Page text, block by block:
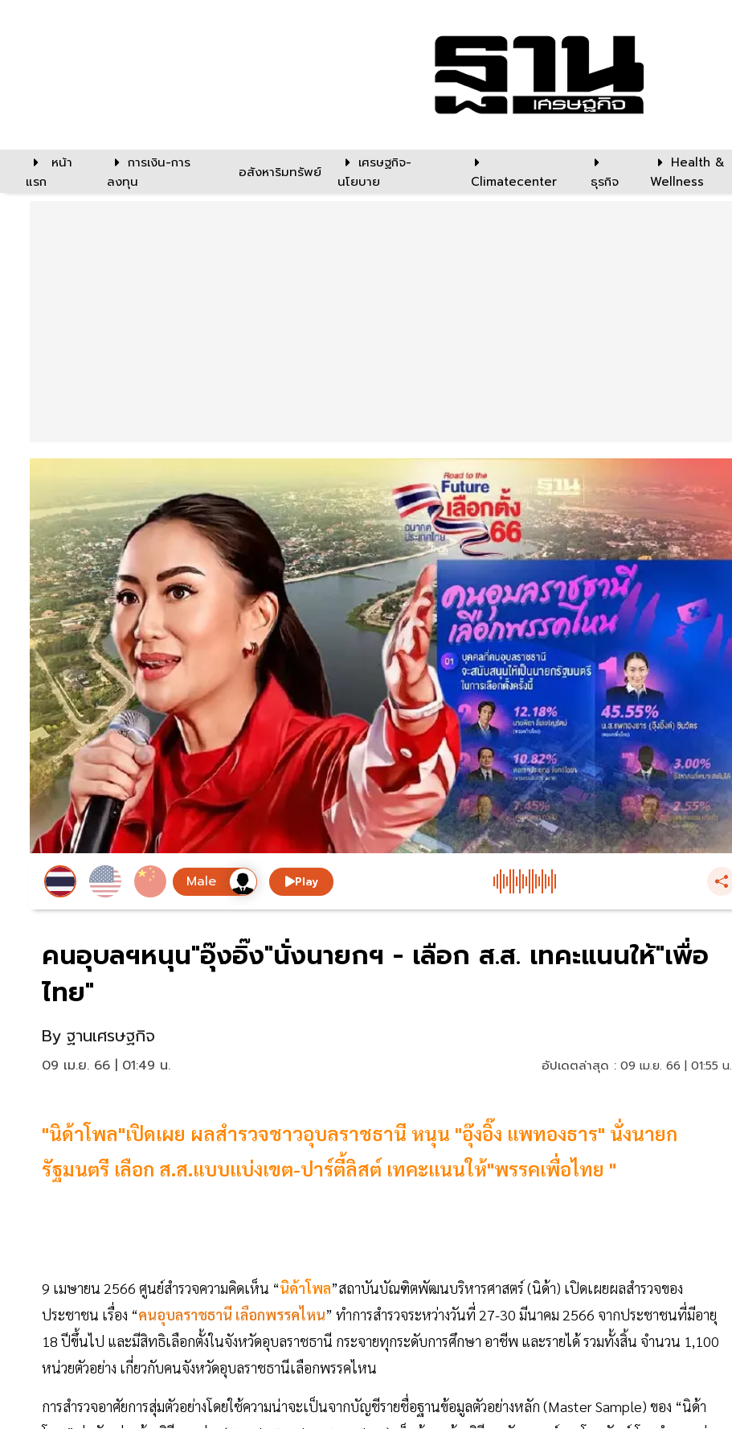
หน้า
แรก
การเงิน-การ
ลงทุน
อสังหาริมทรัพย์
เศรษฐกิจ-
นโยบาย
Climatecenter ธุรกิจ
Health &
Wellness
Play
คนอุบลฯหนุน"อุ๊งอิ๊ง"นั่งนายกฯ - เลือก ส.ส. เทคะแนนให้"เพื่อ
ไทย"
By ฐานเศรษฐกิจ
09 เม.ย. 66 | 01:49 น. อัปเดตล่าสุด : 09 เม.ย. 66 | 01:55 น.
"นิด้าโพล"เปิดเผย ผลสำรวจชาวอุบลราชธานี หนุน "อุ๊งอิ๊ง แพทองธาร" นั่งนายก
รัฐมนตรี เลือก ส.ส.แบบแบ่งเขต-ปาร์ตี้ลิสต์ เทคะแนนให้"พรรคเพื่อไทย "
9 เมษายน 2566 ศูนย์สำรวจความคิดเห็น “นิด้าโพล”สถาบันบัณฑิตพัฒนบริหารศาสตร์ (นิด้า) เปิดเผยผลสำรวจของ
ประชาชน เรื่อง “คนอุบลราชธานี เลือกพรรคไหน” ทำการสำรวจระหว่างวันที่ 27-30 มีนาคม 2566 จากประชาชนที่มีอายุ
18 ปีขึ้นไป และมีสิทธิเลือกตั้งในจังหวัดอุบลราชธานี กระจายทุกระดับการศึกษา อาชีพ และรายได้ รวมทั้งสิ้น จำนวน 1,100
หน่วยตัวอย่าง เกี่ยวกับคนจังหวัดอุบลราชธานีเลือกพรรคไหน
การสำรวจอาศัยการสุ่มตัวอย่างโดยใช้ความน่าจะเป็นจากบัญชีรายชื่อฐานข้อมูลตัวอย่างหลัก (Master Sample) ของ “นิด้า